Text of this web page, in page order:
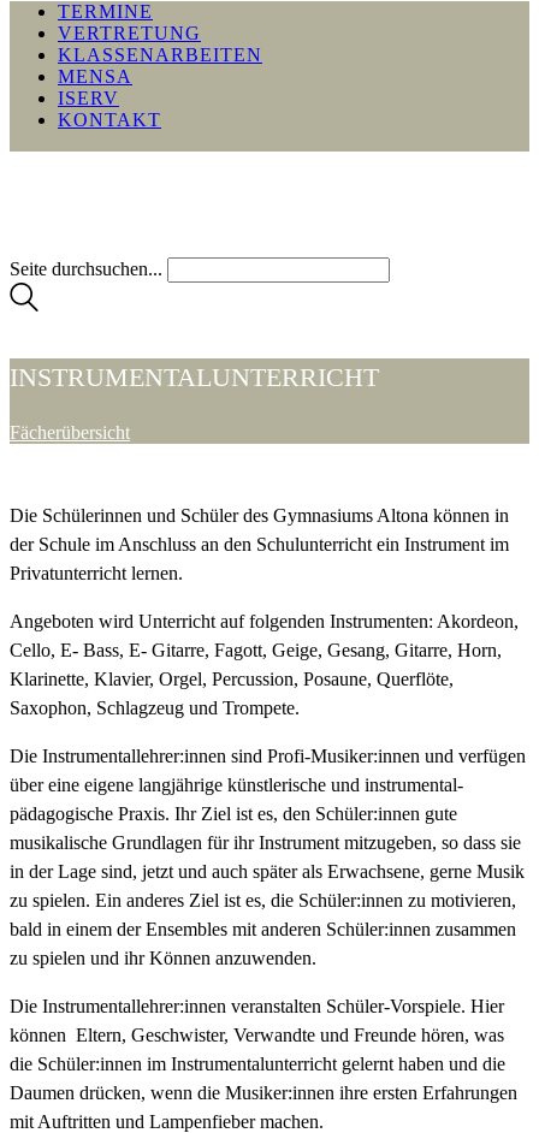
TERMINE
VERTRETUNG
KLASSENARBEITEN
MENSA
ISERV
KONTAKT
Seite durchsuchen...
INSTRUMENTALUNTERRICHT
Fächerübersicht
Die Schülerinnen und Schüler des Gymnasiums Altona können in
der Schule im Anschluss an den Schulunterricht ein Instrument im
Privatunterricht lernen.
Angeboten wird Unterricht auf folgenden Instrumenten: Akordeon,
Cello, E- Bass, E- Gitarre, Fagott, Geige, Gesang, Gitarre, Horn,
Klarinette, Klavier, Orgel, Percussion, Posaune, Querflöte,
Saxophon, Schlagzeug und Trompete.
Die Instrumentallehrer:innen sind Profi-Musiker:innen und verfügen
über eine eigene langjährige künstlerische und instrumental-
pädagogische Praxis. Ihr Ziel ist es, den Schüler:innen gute
musikalische Grundlagen für ihr Instrument mitzugeben, so dass sie
in der Lage sind, jetzt und auch später als Erwachsene, gerne Musik
zu spielen. Ein anderes Ziel ist es, die Schüler:innen zu motivieren,
bald in einem der Ensembles mit anderen Schüler:innen zusammen
zu spielen und ihr Können anzuwenden.
Die Instrumentallehrer:innen veranstalten Schüler-Vorspiele. Hier
können Eltern, Geschwister, Verwandte und Freunde hören, was
die Schüler:innen im Instrumentalunterricht gelernt haben und die
Daumen drücken, wenn die Musiker:innen ihre ersten Erfahrungen
mit Auftritten und Lampenfieber machen.